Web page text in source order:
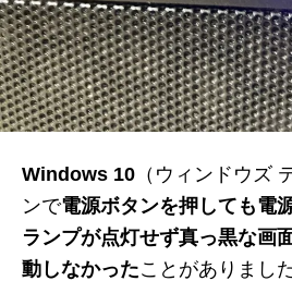
Windows 10 （ウィンドウズ
ンで電源ボタンを押しても電
ランプが点灯せず真っ黒な画
動しなかったことがありまし